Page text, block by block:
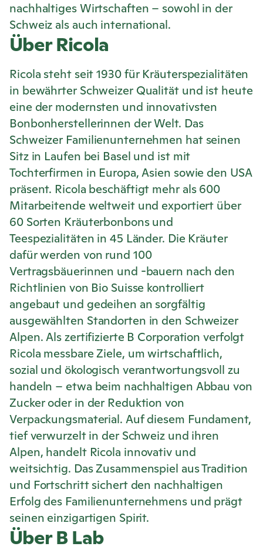
nachhaltiges Wirtschaften – sowohl in der
Schweiz als auch international.
ÜberRicola
Ricola steht seit 1930 für Kräuterspezialitäten
in bewährter Schweizer Qualität und ist heute
eine der modernsten und innovativsten
Bonbonherstellerinnen der Welt. Das
Schweizer Familienunternehmen hat seinen
Sitz in Laufen bei Basel und ist mit
Tochterfirmen in Europa, Asien sowie den USA
präsent. Ricola beschäftigt mehr als 600
Mitarbeitende weltweit und exportiert über
60 Sorten Kräuterbonbons und
Teespezialitäten in 45 Länder. Die Kräuter
dafür werden von rund 100
Vertragsbäuerinnen und -bauern nach den
Richtlinien von Bio Suisse kontrolliert
angebaut und gedeihen an sorgfältig
ausgewählten Standorten in den Schweizer
Alpen. Als zertifizierte B Corporation verfolgt
Ricola messbare Ziele, um wirtschaftlich,
sozial und ökologisch verantwortungsvoll zu
handeln – etwa beim nachhaltigen Abbau von
Zucker oder in der Reduktion von
Verpackungsmaterial. Auf diesem Fundament,
tief verwurzelt in der Schweiz und ihren
Alpen, handelt Ricola innovativ und
weitsichtig. Das Zusammenspiel aus Tradition
und Fortschritt sichert den nachhaltigen
Erfolg des Familienunternehmens und prägt
seinen einzigartigen Spirit.
Über B Lab